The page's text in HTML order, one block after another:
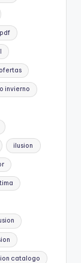
invierno
ilusion
catalogo